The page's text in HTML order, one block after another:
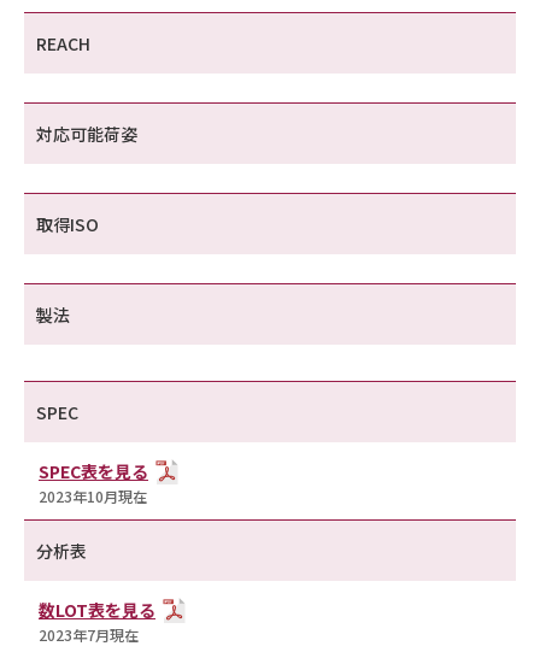
REACH
対応可能荷姿
取得ISO
製法
SPEC
SPEC表を見る
2023年10月現在
分析表
数LOT表を見る
2023年7月現在